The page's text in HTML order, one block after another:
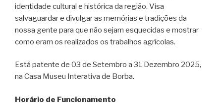
identidade cultural e histórica da região. Visa
salvaguardar e divulgar as memórias e tradições da
nossa gente para que não sejam esquecidas e mostrar
como eram os realizados os trabalhos agrícolas.
Está patente de 03 de Setembro a 31 Dezembro 2025,
na Casa Museu Interativa de Borba.
Horário de Funcionamento